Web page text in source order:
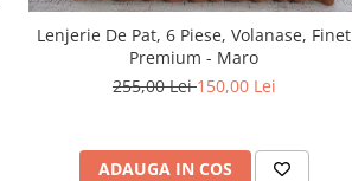
Lenjerie De Pat, 6 Piese, Volanase, Finet
Premium - Maro
255,00 Lei150,00 Lei
ADAUGA IN COS